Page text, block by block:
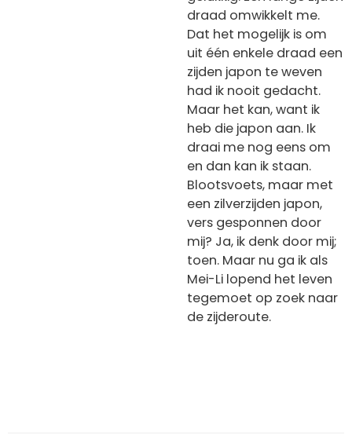
draad omwikkelt me.
Dat het mogelijk is om
uit één enkele draad een
zijden japon te weven
had ik nooit gedacht.
Maar het kan, want ik
heb die japon aan. Ik
draai me nog eens om
en dan kan ik staan.
Blootsvoets, maar met
een zilverzijden japon,
vers gesponnen door
mij? Ja, ik denk door mij;
toen. Maar nu ga ik als
Mei-Li lopend het leven
tegemoet op zoek naar
de zijderoute.